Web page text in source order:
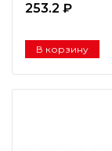
253.2 ₽
В корзину